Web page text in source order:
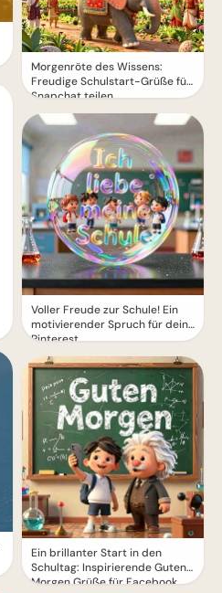
Morgenröte des Wissens:
Freudige Schulstart-Grüße für
Snapchat teilen
Voller Freude zur Schule! Ein
motivierender Spruch für dein
Pinterest
Ein brillanter Start in den
Schultag: Inspirierende Guten
Morgen Grüße für Facebook